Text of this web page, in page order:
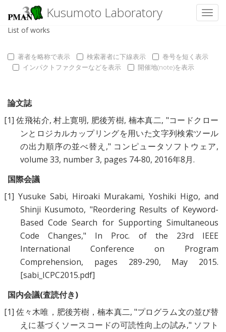
Kusumoto Laboratory
List of works
著者を略称で表示 検索著者に下線表示
巻号を短く表示
インパクトファクターなどを表示
開催地(note)を表示
論文誌
[1] 佐飛祐介,村上寛明, 肥後芳樹, 楠本真二, "コードクロー
ンとロジカルカップリングを用いた文字列検索ツール
の出力順序の並べ替え ," コンピュータソフトウェア,
volume 33, number 3, pages 74-80, 2016年8月.
国際会議
[1] Yusuke Sabi, Hiroaki Murakami, Yoshiki Higo, and
Shinji Kusumoto, "Reordering Results of Keyword-
Based Code Search for Supporting Simultaneous
Code Changes," In Proc. of the 23rd IEEE
International Conference on Program
Comprehension, pages 289-290, May 2015.
[sabi_ICPC2015.pdf]
国内会議(査読付き)
[1] 佐々木唯，肥後芳樹，楠本真二, "プログラム文の並び替
えに基づくソースコードの可読性向上の試み," ソフト